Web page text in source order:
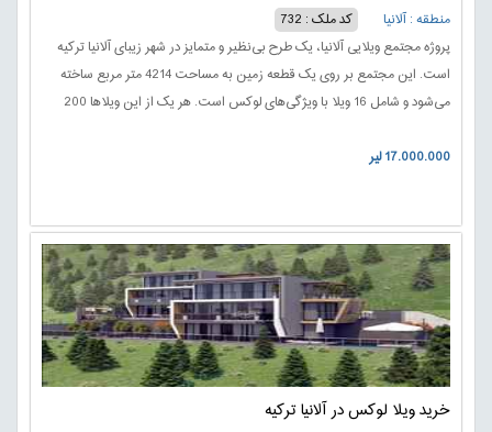
منطقه : آلانیا
کد ملک : 732
پروژه مجتمع ویلایی آلانیا، یک طرح بی‌نظیر و متمایز در شهر زیبای آلانیا ترکیه
است. این مجتمع بر روی یک قطعه زمین به مساحت 4214 متر مربع ساخته
می‌شود و شامل 16 ویلا با ویژگی‌های لوکس است. هر یک از این ویلاها 200
17.000.000 لیر
خرید ویلا لوکس در آلانیا ترکیه